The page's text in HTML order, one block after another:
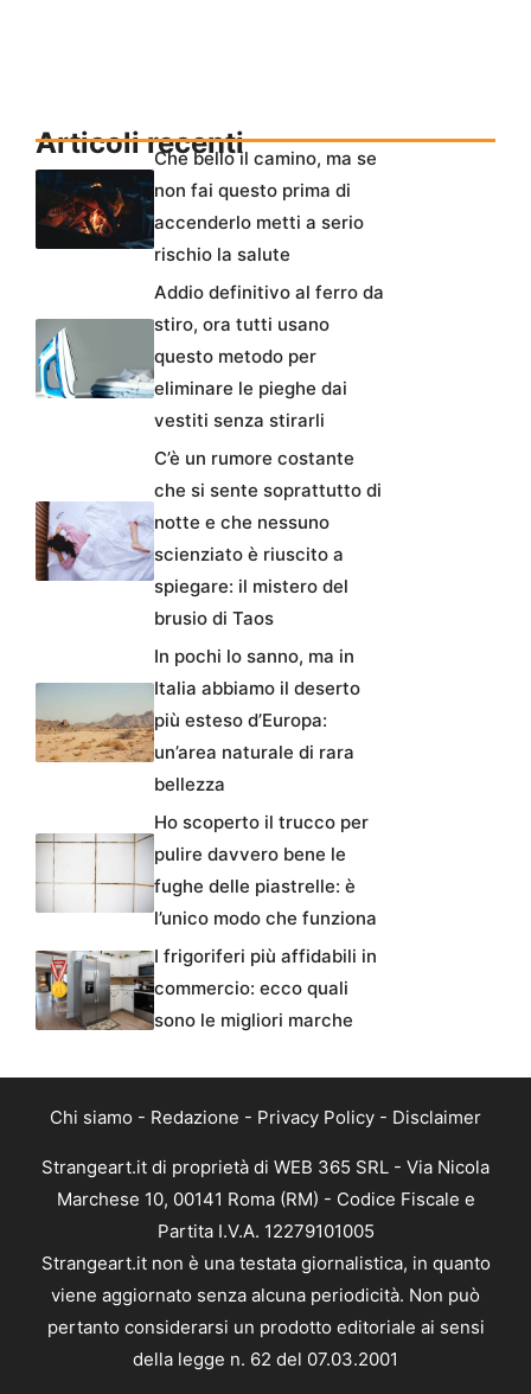
Articoli recentiChe bello il camino, ma se
non fai questo prima di
accenderlo metti a serio
rischio la salute
Addio definitivo al ferro da
stiro, ora tutti usano
questo metodo per
eliminare le pieghe dai
vestiti senza stirarli
C’è un rumore costante
che si sente soprattutto di
notte e che nessuno
scienziato è riuscito a
spiegare: il mistero del
brusio di Taos
In pochi lo sanno, ma in
Italia abbiamo il deserto
più esteso d’Europa:
un’area naturale di rara
bellezza
Ho scoperto il trucco per
pulire davvero bene le
fughe delle piastrelle: è
l’unico modo che funziona
I frigoriferi più affidabili in
commercio: ecco quali
sono le migliori marche
Chi siamo - Redazione - Privacy Policy - Disclaimer
Strangeart.it di proprietà di WEB 365 SRL - Via Nicola
Marchese 10, 00141 Roma (RM) - Codice Fiscale e
Partita I.V.A. 12279101005
Strangeart.it non è una testata giornalistica, in quanto
viene aggiornato senza alcuna periodicità. Non può
pertanto considerarsi un prodotto editoriale ai sensi
della legge n. 62 del 07.03.2001